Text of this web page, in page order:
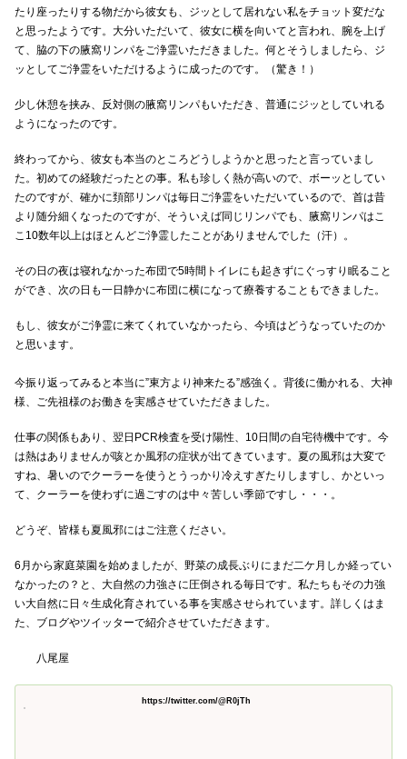
たり座ったりする物だから彼女も、ジッとして居れない私をチョット変だな
と思ったようです。大分いただいて、彼女に横を向いてと言われ、腕を上げ
て、脇の下の腋窩リンパをご浄霊いただきました。何とそうしましたら、ジ
ッとしてご浄霊をいただけるように成ったのです。（驚き！）
少し休憩を挟み、反対側の腋窩リンパもいただき、普通にジッとしていれる
ようになったのです。
終わってから、彼女も本当のところどうしようかと思ったと言っていまし
た。初めての経験だったとの事。私も珍しく熱が高いので、ボーッとしてい
たのですが、確かに頚部リンパは毎日ご浄霊をいただいているので、首は昔
より随分細くなったのですが、そういえば同じリンパでも、腋窩リンパはこ
こ10数年以上はほとんどご浄霊したことがありませんでした（汗）。
その日の夜は寝れなかった布団で5時間トイレにも起きずにぐっすり眠ること
ができ、次の日も一日静かに布団に横になって療養することもできました。
もし、彼女がご浄霊に来てくれていなかったら、今頃はどうなっていたのか
と思います。
今振り返ってみると本当に”東方より神来たる”感強く。背後に働かれる、大神
様、ご先祖様のお働きを実感させていただきました。
仕事の関係もあり、翌日PCR検査を受け陽性、10日間の自宅待機中です。今
は熱はありませんが咳とか風邪の症状が出てきています。夏の風邪は大変で
すね、暑いのでクーラーを使うとうっかり冷えすぎたりしますし、かといっ
て、クーラーを使わずに過ごすのは中々苦しい季節ですし・・・。
どうぞ、皆様も夏風邪にはご注意ください。
6月から家庭菜園を始めましたが、野菜の成長ぶりにまだ二ケ月しか経ってい
なかったの？と、大自然の力強さに圧倒される毎日です。私たちもその力強
い大自然に日々生成化育されている事を実感させられています。詳しくはま
た、ブログやツイッターで紹介させていただきます。
八尾屋
https://twitter.com/@R0jTh